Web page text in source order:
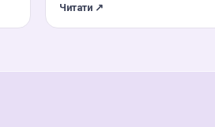
Читати ↗